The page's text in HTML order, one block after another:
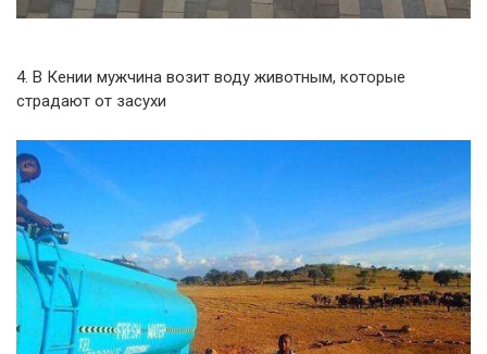
4. В Кении мужчина возит воду животным, которые
страдают от засухи